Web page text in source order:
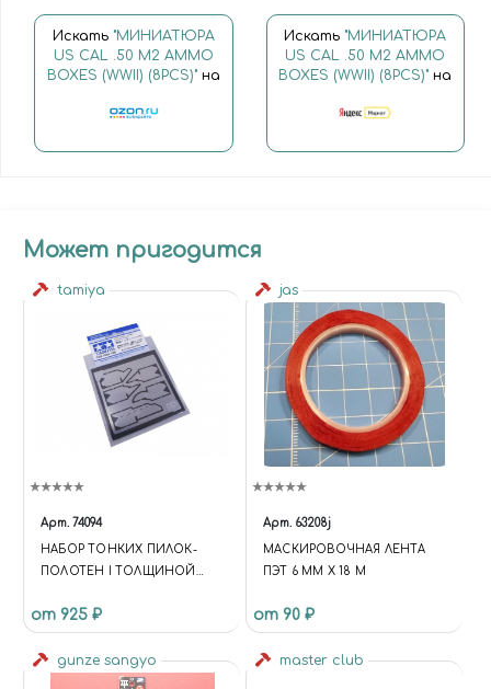
Искать "МИНИАТЮРА
US CAL .50 M2 AMMO
BOXES (WWII) (8PCS)"на
Искать "МИНИАТЮРА
US CAL .50 M2 AMMO
BOXES (WWII) (8PCS)" на
Может пригодится
tamiya
Арт. 74094
НАБОР ТОНКИХ ПИЛОК-
ПОЛОТЕН I ТОЛЩИНОЙ
от 925 ₽
jas
Арт. 63208j
МАСКИРОВОЧНАЯ ЛЕНТА
ПЭТ 6 ММ Х 18 М
от 90 ₽
gunze sangyo master club